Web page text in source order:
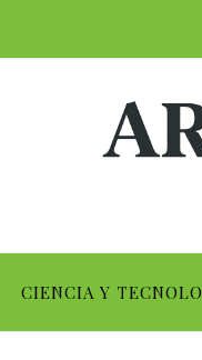
CIENCIA Y